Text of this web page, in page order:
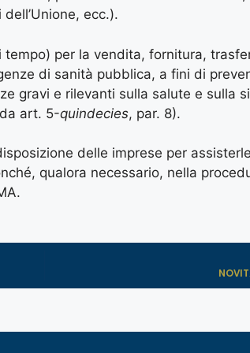
ecc.).
per la vendita, fornitura,
di sanità pubblica, a fini di
gravi e rilevanti sulla salute e sulla
art. 5-quindecies, par. 8).
delle imprese per
qualora necessario, nella